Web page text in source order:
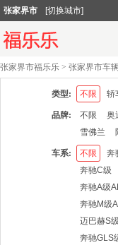
张家界市 [切换城市]
张家界市福乐乐 > 张家界市车
类型: 不限 轿
品牌: 不限 奥
雪佛兰
比亚迪
北汽道达
东风风行
法拉利
华泰新能源
捷豹
金
车系: 不限 奔
奔驰C级
奔驰A级
奔驰M级
迈巴赫S级
奔驰GLS